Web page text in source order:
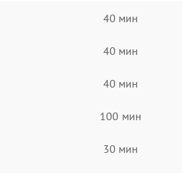
40 мин
40 мин
40 мин
100 мин
30 мин